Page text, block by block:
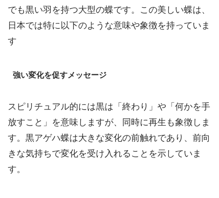
でも黒い羽を持つ大型の蝶です。この美しい蝶は、
日本では特に以下のような意味や象徴を持っていま
す
強い変化を促すメッセージ
スピリチュアル的には黒は「終わり」や「何かを手
放すこと」を意味しますが、同時に再生も象徴しま
す。黒アゲハ蝶は大きな変化の前触れであり、前向
きな気持ちで変化を受け入れることを示していま
す。